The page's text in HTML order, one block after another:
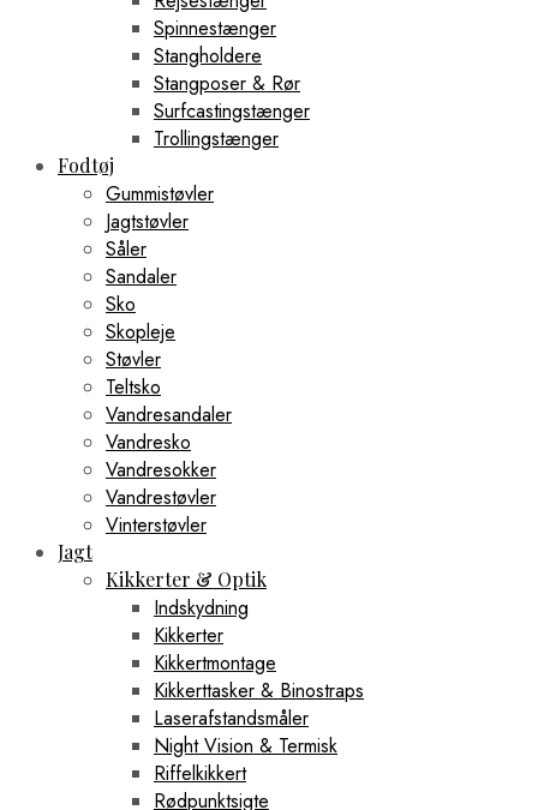
Spinnestænger
Stangholdere
Stangposer & Rør
Surfcastingstænger
Trollingstænger
Fodtøj
Gummistøvler
Jagtstøvler
Såler
Sandaler
Sko
Skopleje
Støvler
Teltsko
Vandresandaler
Vandresko
Vandresokker
Vandrestøvler
Vinterstøvler
Jagt
Kikkerter & Optik
Indskydning
Kikkerter
Kikkertmontage
Kikkerttasker & Binostraps
Laserafstandsmåler
Night Vision & Termisk
Riffelkikkert
Rødpunktsigte